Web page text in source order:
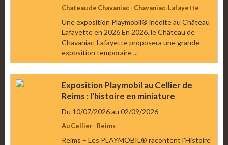
Chateau de Chavaniac - Chavaniac-Lafayette
Une exposition Playmobil® inédite au Château
Lafayette en 2026 En 2026, le Château de
Chavaniac-Lafayette proposera une grande
exposition temporaire ...
Exposition Playmobil au Cellier de
Reims : l'histoire en miniature
Du 10/07/2026au 02/09/2026
Au Cellier - Reims
Reims – Les PLAYMOBIL® racontent l'Histoire